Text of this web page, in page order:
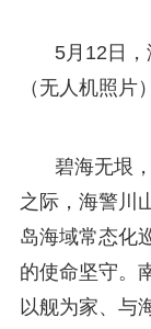
5月12日
（无人机照片
碧海无垠
之际，海警川
岛海域常态化
的使命坚守。
以舰为家、与